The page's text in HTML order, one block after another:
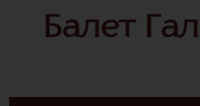
Балет